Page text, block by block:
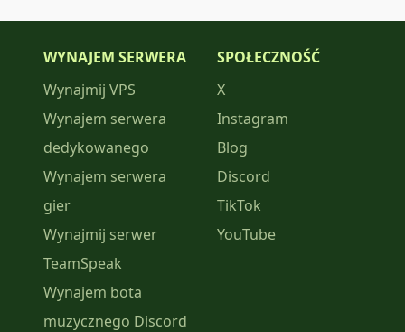
WYNAJEM SERWERA
Wynajmij VPS
Wynajem serwera
dedykowanego
Wynajem serwera
gier
Wynajmij serwer
TeamSpeak
Wynajem bota
muzycznego Discord
SPOŁECZNOŚĆ
X
Instagram
Blog
Discord
TikTok
YouTube